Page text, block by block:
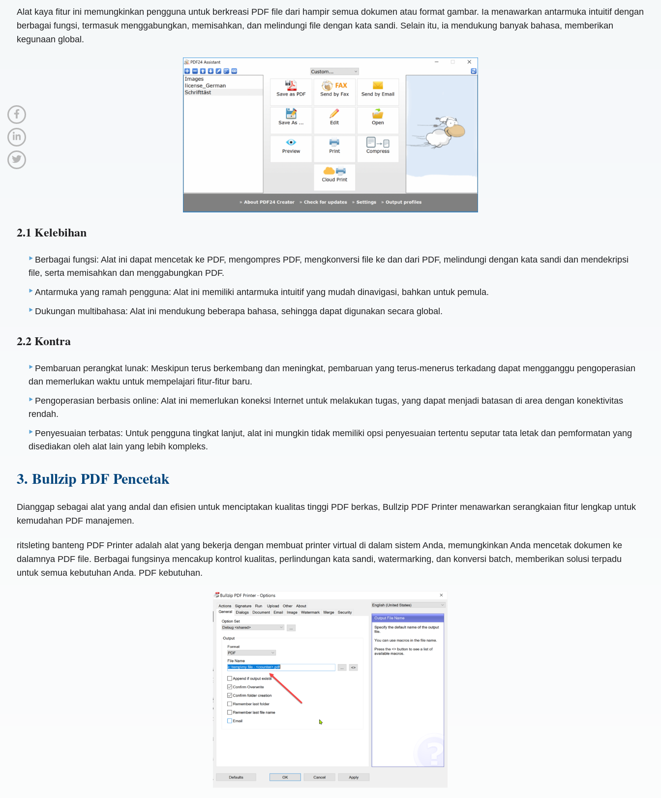
Alat kaya fitur ini memungkinkan pengguna untuk berkreasi PDF file dari hampir semua dokumen atau format gambar. Ia menawarkan antarmuka intuitif dengan
berbagai fungsi, termasuk menggabungkan, memisahkan, dan melindungi file dengan kata sandi. Selain itu, ia mendukung banyak bahasa, memberikan
kegunaan global.
2.1 Kelebihan
Berbagai fungsi: Alat ini dapat mencetak ke PDF, mengompres PDF, mengkonversi file ke dan dari PDF, melindungi dengan kata sandi dan mendekripsi
file, serta memisahkan dan menggabungkan PDF.
Antarmuka yang ramah pengguna: Alat ini memiliki antarmuka intuitif yang mudah dinavigasi, bahkan untuk pemula.
Dukungan multibahasa: Alat ini mendukung beberapa bahasa, sehingga dapat digunakan secara global.
2.2 Kontra
Pembaruan perangkat lunak: Meskipun terus berkembang dan meningkat, pembaruan yang terus-menerus terkadang dapat mengganggu pengoperasian
dan memerlukan waktu untuk mempelajari fitur-fitur baru.
Pengoperasian berbasis online: Alat ini memerlukan koneksi Internet untuk melakukan tugas, yang dapat menjadi batasan di area dengan konektivitas
rendah.
Penyesuaian terbatas: Untuk pengguna tingkat lanjut, alat ini mungkin tidak memiliki opsi penyesuaian tertentu seputar tata letak dan pemformatan yang
disediakan oleh alat lain yang lebih kompleks.
3. Bullzip PDF Pencetak
Dianggap sebagai alat yang andal dan efisien untuk menciptakan kualitas tinggi PDF berkas, Bullzip PDF Printer menawarkan serangkaian fitur lengkap untuk
kemudahan PDF manajemen.
ritsleting banteng PDF Printer adalah alat yang bekerja dengan membuat printer virtual di dalam sistem Anda, memungkinkan Anda mencetak dokumen ke
dalamnya PDF file. Berbagai fungsinya mencakup kontrol kualitas, perlindungan kata sandi, watermarking, dan konversi batch, memberikan solusi terpadu
untuk semua kebutuhan Anda. PDF kebutuhan.